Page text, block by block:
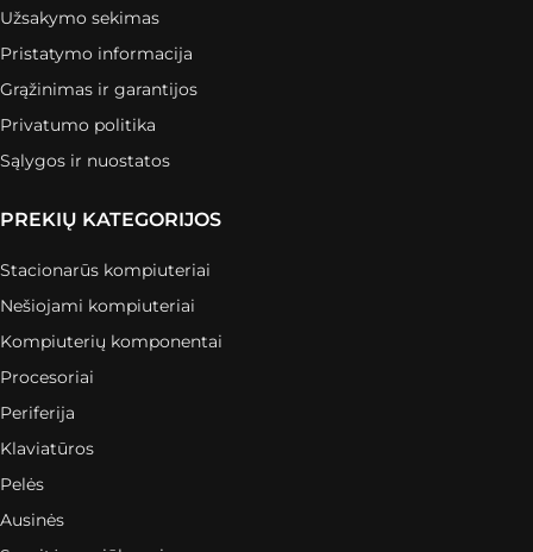
Užsakymo sekimas
Pristatymo informacija
Grąžinimas ir garantijos
Privatumo politika
Sąlygos ir nuostatos
PREKIŲ KATEGORIJOS
Stacionarūs kompiuteriai
Nešiojami kompiuteriai
Kompiuterių komponentai
Procesoriai
Periferija
Klaviatūros
Pelės
Ausinės